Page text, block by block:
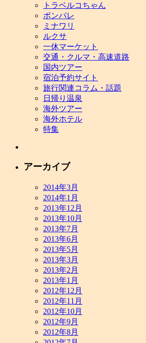
トラベルコちゃん
ポンパレ
ミナワリ
ルクサ
一休マーケット
交通・クルマ・高速道路
国内ツアー
宿泊予約サイト
旅行関連コラム・話題
日帰り温泉
海外ツアー
海外ホテル
特集
アーカイブ
2014年3月
2014年1月
2013年12月
2013年10月
2013年7月
2013年6月
2013年5月
2013年3月
2013年2月
2013年1月
2012年12月
2012年11月
2012年10月
2012年9月
2012年8月